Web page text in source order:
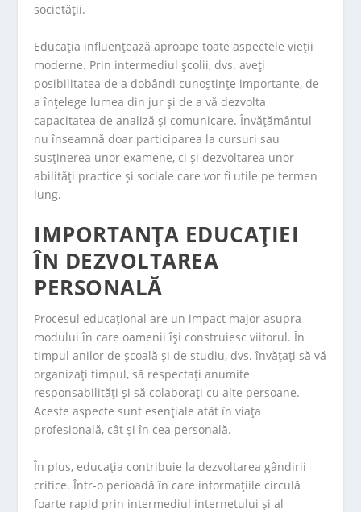
societății.
Educația influențează aproape toate aspectele vieții
moderne. Prin intermediul școlii, dvs. aveți
posibilitatea de a dobândi cunoștințe importante, de
a înțelege lumea din jur și de a vă dezvolta
capacitatea de analiză și comunicare. Învățământul
nu înseamnă doar participarea la cursuri sau
susținerea unor examene, ci și dezvoltarea unor
abilități practice și sociale care vor fi utile pe termen
lung.
IMPORTANȚA EDUCAȚIEI
ÎN DEZVOLTAREA
PERSONALĂ
Procesul educațional are un impact major asupra
modului în care oamenii își construiesc viitorul. În
timpul anilor de școală și de studiu, dvs. învățați să vă
organizați timpul, să respectați anumite
responsabilități și să colaborați cu alte persoane.
Aceste aspecte sunt esențiale atât în viața
profesională, cât și în cea personală.
În plus, educația contribuie la dezvoltarea gândirii
critice. Într-o perioadă în care informațiile circulă
foarte rapid prin intermediul internetului și al